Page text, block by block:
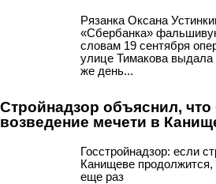
Рязанка Оксана
«Сбербанка»
словам 19 сентября
улице Тимакова
же день...
Стройнадзор объяснил, что
возведение мечети в
Госстройнадзор: если
Канищеве
еще раз